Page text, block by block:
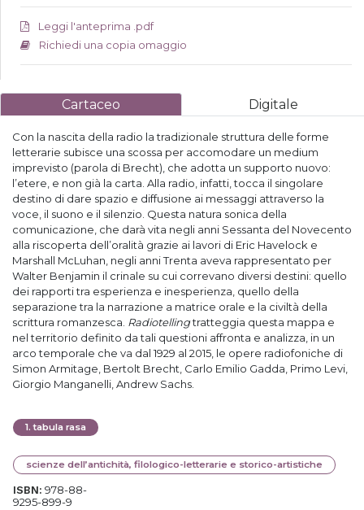
Leggi l'anteprima .pdf
Richiedi una copia omaggio
Cartaceo Digitale
Con la nascita della radio la tradizionale struttura delle forme
letterarie subisce una scossa per accomodare un medium
imprevisto (parola di Brecht), che adotta un supporto nuovo:
l’etere, e non già la carta. Alla radio, infatti, tocca il singolare
destino di dare spazio e diffusione ai messaggi attraverso la
voce, il suono e il silenzio. Questa natura sonica della
comunicazione, che darà vita negli anni Sessanta del Novecento
alla riscoperta dell’oralità grazie ai lavori di Eric Havelock e
Marshall McLuhan, negli anni Trenta aveva rappresentato per
Walter Benjamin il crinale su cui correvano diversi destini: quello
dei rapporti tra esperienza e inesperienza, quello della
separazione tra la narrazione a matrice orale e la civiltà della
scrittura romanzesca. Radiotellingtratteggia questa mappa e
nel territorio definito da tali questioni affronta e analizza, in un
arco temporale che va dal 1929 al 2015, le opere radiofoniche di
Simon Armitage, Bertolt Brecht, Carlo Emilio Gadda, Primo Levi,
Giorgio Manganelli, Andrew Sachs.
1.tabula rasa
scienze dell’antichità, filologico-letterarie e storico-artistiche
ISBN: 978-88-
9295-899-9